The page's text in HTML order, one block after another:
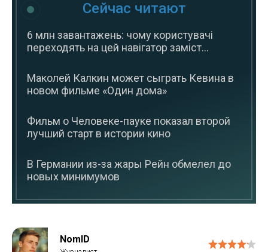
Сейчас читают
6 млн завантажень: чому користувачі
переходять на цей навігатор заміст...
Маколей Калкин может сыграть Кевина в
новом фильме «Один дома»
Фильм о Человеке-пауке показал второй
лучший старт в истории кино
В Германии из-за жары Рейн обмелел до
новых минимумов
NomID